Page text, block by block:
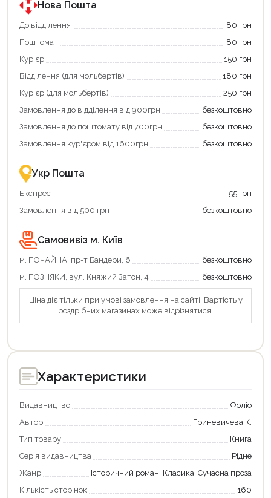
програмою
єКнига.
Використовуйте
карту
щоб
зекономити
та
отримати
переваги!
картою
єКнига
–
зручно
та
програмою
«Національний
кешбек».
покупку
«Національний
кешбек»
та
отримуйте
повернення
Економте
більше
разом
державною
підтримкою!
Нова Пошта
До відділення
80 грн
Поштомат
80 грн
Кур'єр
150 грн
Відділення (для мольбертів)
180 грн
Кур'єр (для мольбертів)
250 грн
Замовлення до відділення від 900грн
безкоштовно
Замовлення до поштомату від 700грн
безкоштовно
Замовлення кур'єром від 1600грн
безкоштовно
Укр Пошта
Експрес
55 грн
Замовлення від 500 грн
безкоштовно
Самовивіз м. Київ
м. ПОЧАЙНА, пр-т Бандери, 6
безкоштовно
м. ПОЗНЯКИ, вул. Княжий Затон, 4
безкоштовно
Ціна діє тільки при умові замовлення на сайті. Вартість у
роздрібних магазинах може відрізнятися.
Характеристики
Видавництво
Фоліо
Автор
Гриневичева К.
Тип товару
Книга
Серія видавництва
Рідне
Жанр
Історичний роман, Класика, Сучасна проза
Кількість сторінок
160
Продовжити покупки